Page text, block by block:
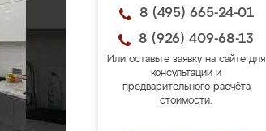
8 (495) 665-24-01
8 (926) 409-68-13
Или оставьте заявку на сайте для
консультации и
предварительного расчёта
стоимости.